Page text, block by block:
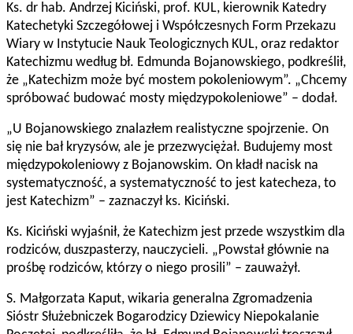
Ks. dr hab. Andrzej Kiciński, prof. KUL, kierownik Katedry
Katechetyki Szczegółowej i Współczesnych Form Przekazu
Wiary w Instytucie Nauk Teologicznych KUL, oraz redaktor
Katechizmu według bł. Edmunda Bojanowskiego, podkreślił,
że „Katechizm może być mostem pokoleniowym”. „Chcemy
spróbować budować mosty międzypokoleniowe” – dodał.
„U Bojanowskiego znalazłem realistyczne spojrzenie. On
się nie bał kryzysów, ale je przezwyciężał. Budujemy most
międzypokoleniowy z Bojanowskim. On kładł nacisk na
systematyczność, a systematyczność to jest katecheza, to
jest Katechizm” – zaznaczył ks. Kiciński.
Ks. Kiciński wyjaśnił, że Katechizm jest przede wszystkim dla
rodziców, duszpasterzy, nauczycieli. „Powstał głównie na
prośbę rodziców, którzy o niego prosili” – zauważył.
S. Małgorzata Kaput, wikaria generalna Zgromadzenia
Sióstr Służebniczek Bogarodzicy Dziewicy Niepokalanie